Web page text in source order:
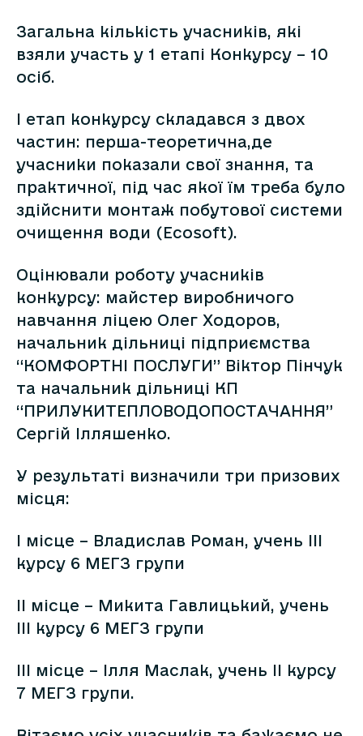
Загальна кількість учасників, які
взяли участь у 1 етапі Конкурсу – 10
осіб.
І етап конкурсу складався з двох
частин: перша-теоретична,де
учасники показали свої знання, та
практичної, під час якої їм треба було
здійснити монтаж побутової системи
очищення води (Ecosoft).
Оцінювали роботу учасників
конкурсу: майстер виробничого
навчання ліцею Олег Ходоров,
начальник дільниці підприємства
“КОМФОРТНІ ПОСЛУГИ” Віктор Пінчук
та начальник дільниці КП
“ПРИЛУКИТЕПЛОВОДОПОСТАЧАННЯ”
Сергій Ілляшенко.
У результаті визначили три призових
місця:
І місце – Владислав Роман, учень ІІІ
курсу 6 МЕГЗ групи
ІІ місце – Микита Гавлицький, учень
ІІІ курсу 6 МЕГЗ групи
ІІІ місце – Ілля Маслак, учень ІІ курсу
7 МЕГЗ групи.